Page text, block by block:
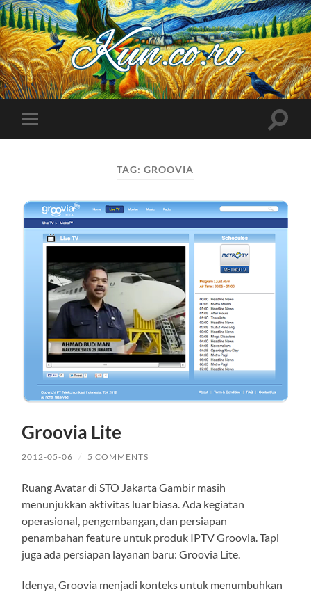
Kuncoro++
Toggle
mobile
Toggle
TAG:GROOVIA
Groovia Lite
2012-05-06 / 5 COMMENTS
Ruang Avatar di STO Jakarta Gambir masih
menunjukkan aktivitas luar biasa. Ada kegiatan
operasional, pengembangan, dan persiapan
penambahan feature untuk produk IPTV Groovia. Tapi
juga ada persiapan layanan baru: Groovia Lite.
Idenya, Groovia menjadi konteks untuk menumbuhkan